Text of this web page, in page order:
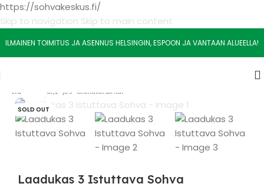
https://sohvakeskus.fi/
Skip to navigation Skip to main content
ILMAINEN TOIMITUS JA ASENNUS HELSINGIN, ESPOON JA VANTAAN ALUEELLA!
Etusivu Sohvat/2- ja 3- Istuttavat sohvat
SOLD OUT
Watch video
Laadukas 3 Istuttava Sohva